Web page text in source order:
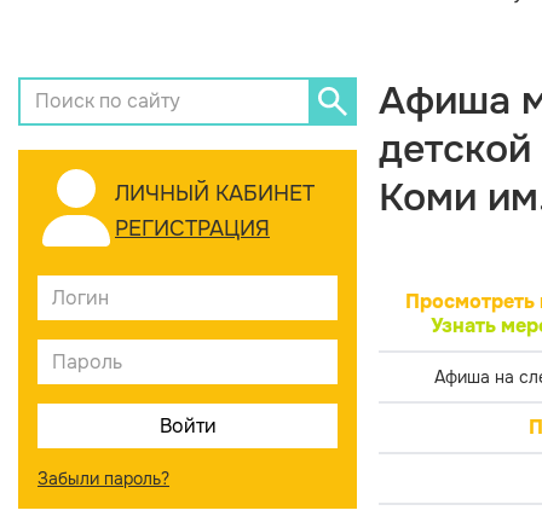
ЛИЧНЫЙ КАБИНЕТ
РЕГИСТРАЦИЯ
Забыли пароль?
Афиша
Коми
Просмотреть
Узнать
Афиша на